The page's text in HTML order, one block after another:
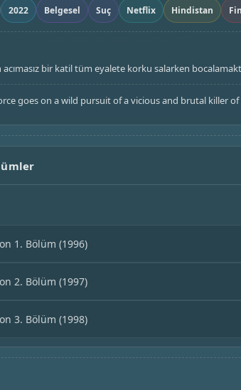
2022 Belgesel Suç Netflix Hindistan
acımasız bir katil tüm eyalete korku salarken
goes on a wild pursuit of a vicious and brutal killer
1. Bölüm (1996)
2. Bölüm (1997)
3. Bölüm (1998)